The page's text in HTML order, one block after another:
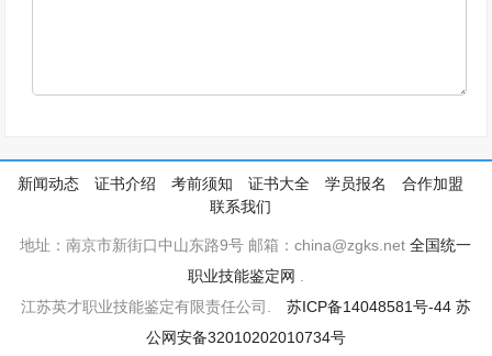
新闻动态 证书介绍 考前须知 证书大全 学员报名
合作加盟
联系我们
地址：南京市新街口中山东路9号 邮箱：china@zgks.net全国统一
职业技能鉴定网
江苏英才职业技能鉴定有限责任公司. 苏ICP备14048581号-44 苏
公网安备32010202010734号